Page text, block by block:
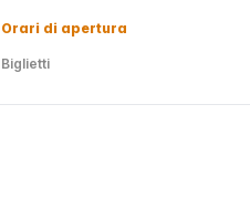
Orari di apertura
Biglietti